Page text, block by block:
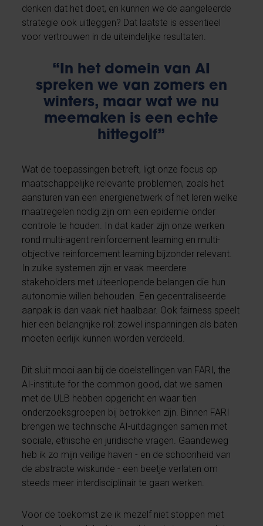
denken dat het doet, en kunnen we de aangeleerde
strategie ook uitleggen? Dat laatste is essentieel
voor vertrouwen in de uiteindelijke resultaten.
“In het domein van AI
spreken we van zomers en
winters, maar wat we nu
meemaken is een echte
hittegolf”
Wat de toepassingen betreft, ligt onze focus op
maatschappelijke relevante problemen, zoals het
aansturen van een energienetwerk of het leren welke
maatregelen nodig zijn om een epidemie onder
controle te houden. In dat kader zijn onze werken
rond multi-agent reinforcement learning en multi-
objective reinforcement learning bijzonder relevant.
In zulke systemen zijn er vaak meerdere
stakeholders met uiteenlopende belangen die hun
autonomie willen behouden. Een gecentraliseerde
aanpak is dan vaak niet haalbaar. Ook fairness speelt
hier een belangrijke rol: zowel inspanningen als baten
moeten eerlijk kunnen worden verdeeld.
Dit sluit mooi aan bij de doelstellingen van FARI, the
AI-institute for the common good, dat we samen
met de ULB hebben opgericht en waar tien
onderzoeksgroepen bij betrokken zijn. Binnen FARI
brengen we technische AI-uitdagingen samen met
sociale, ethische en juridische vragen. Gaandeweg
heb ik zo mijn veilige haven - en de schoonheid van
de abstracte wiskunde - een beetje verlaten om
steeds meer interdisciplinair te gaan werken.
Voor de toekomst zie ik mezelf niet stoppen met